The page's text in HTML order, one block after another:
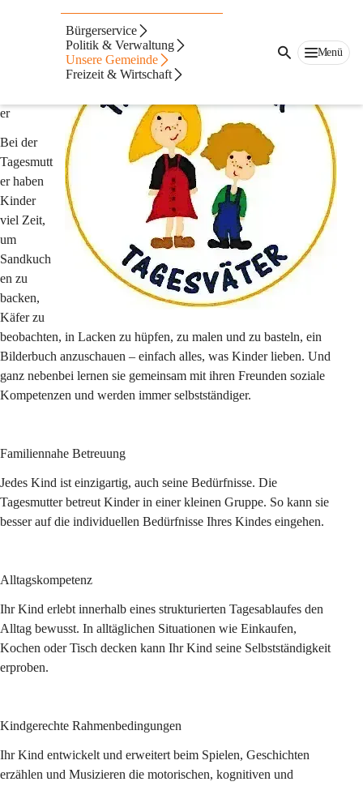
Bürgerservice
Politik & Verwaltung
Unsere Gemeinde
Freizeit & Wirtschaft
Menü
Tagesmütter
er
Bei der
Tagesmutt
er haben
Kinder
viel Zeit,
um
Sandkuch
en zu
backen,
Käfer zu
beobachten, in Lacken zu hüpfen, zu malen und zu basteln, ein
Bilderbuch anzuschauen – einfach alles, was Kinder lieben. Und
ganz nebenbei lernen sie gemeinsam mit ihren Freunden soziale
Kompetenzen und werden immer selbstständiger.
Familiennahe Betreuung
Jedes Kind ist einzigartig, auch seine Bedürfnisse. Die
Tagesmutter betreut Kinder in einer kleinen Gruppe. So kann sie
besser auf die individuellen Bedürfnisse Ihres Kindes eingehen.
Alltagskompetenz
Ihr Kind erlebt innerhalb eines strukturierten Tagesablaufes den
Alltag bewusst. In alltäglichen Situationen wie Einkaufen,
Kochen oder Tisch decken kann Ihr Kind seine Selbstständigkeit
erproben.
Kindgerechte Rahmenbedingungen
Ihr Kind entwickelt und erweitert beim Spielen, Geschichten
erzählen und Musizieren die motorischen, kognitiven und